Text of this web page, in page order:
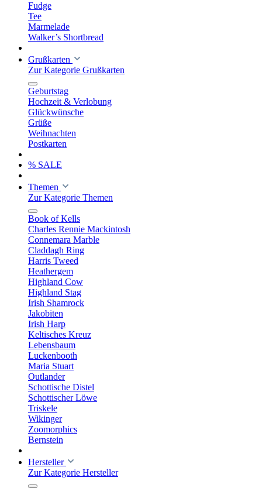
Fudge
Tee
Marmelade
Walker’s Shortbread
Grußkarten
Zur Kategorie Grußkarten
Geburtstag
Hochzeit & Verlobung
Glückwünsche
Grüße
Weihnachten
Postkarten
% SALE
Themen
Zur Kategorie Themen
Book of Kells
Charles Rennie Mackintosh
Connemara Marble
Claddagh Ring
Harris Tweed
Heathergem
Highland Cow
Highland Stag
Irish Shamrock
Jakobiten
Irish Harp
Keltisches Kreuz
Lebensbaum
Luckenbooth
Maria Stuart
Outlander
Schottische Distel
Schottischer Löwe
Triskele
Wikinger
Zoomorphics
Bernstein
Hersteller
Zur Kategorie Hersteller